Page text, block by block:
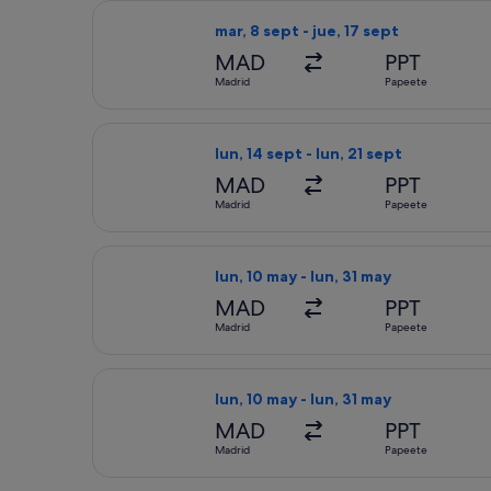
mar, 8 sept - jue, 17 sept
MAD
Madrid
PPT
Papeete
lun, 14 sept - lun, 21 sept
MAD
Madrid
PPT
Papeete
lun, 10 may - lun, 31 may
MAD
Madrid
PPT
Papeete
lun, 10 may - lun, 31 may
MAD
Madrid
PPT
Papeete